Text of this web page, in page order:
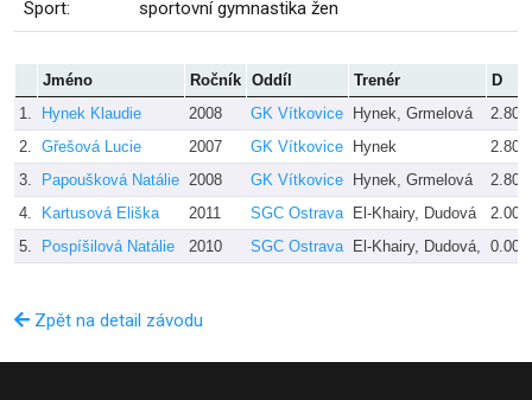
Sport: sportovní gymnastika žen
Jméno Ročník Oddíl Trenér
D
1.
Hynek Klaudie 2008 GK Vítkovice Hynek, Grmelová
2.800
2. Gřešová Lucie 2007 GK Vítkovice Hynek
2.800
3.
Papoušková Natálie 2008 GK Vítkovice Hynek, Grmelová
2.800
4.
Kartusová Eliška 2011 SGC Ostrava El-Khairy, Dudová
2.000
5.
Pospíšilová Natálie 2010 SGC Ostrava El-Khairy, Dudová, 0.000
Zpět na detail závodu